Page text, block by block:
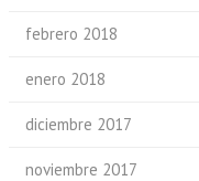
febrero 2018
enero 2018
diciembre 2017
noviembre 2017